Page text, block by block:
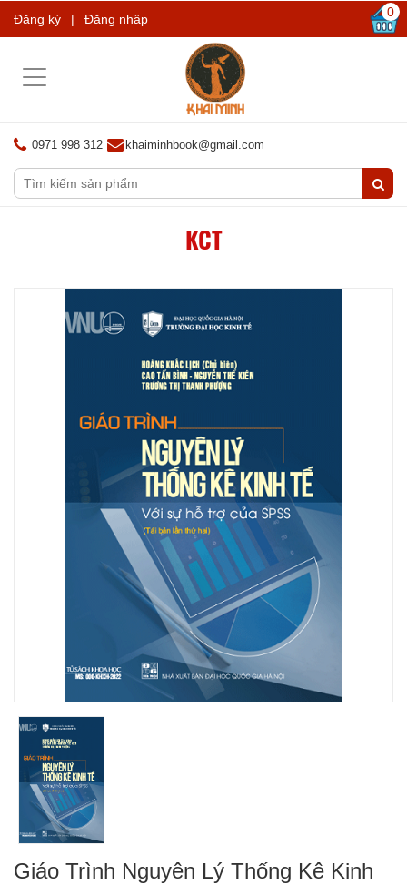
Đăng ký | Đăng nhập 0
Toggle
0971 998 312 khaiminhbook@gmail.com
KCT
Giáo Trình Nguyên Lý Thống Kê Kinh